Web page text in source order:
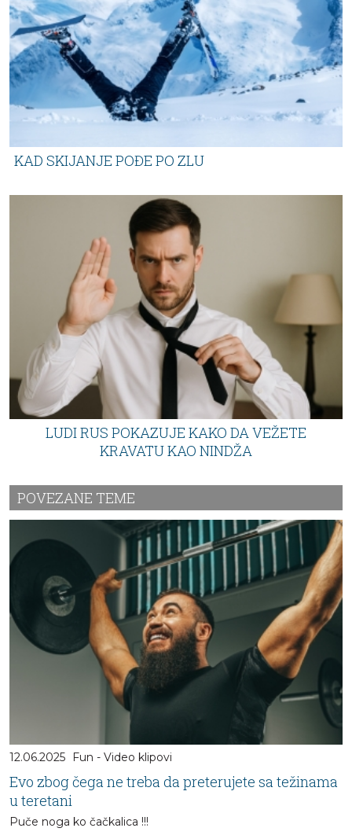
KAD SKIJANJE POĐE PO ZLU
LUDI RUS POKAZUJE KAKO DA VEŽETE
KRAVATU KAO NINDŽA
POVEZANE TEME
12.06.2025 Fun - Video klipovi
Evo zbog čega ne treba da preterujete sa težinama
u teretani
Puče noga ko čačkalica !!!